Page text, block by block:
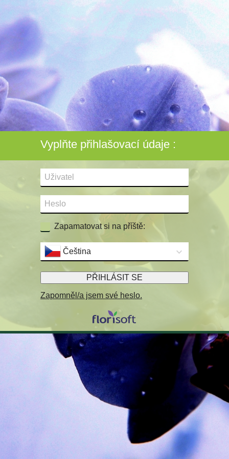
Vyplňte přihlašovací údaje :
Zapamatovat si na příště:
Čeština
PŘIHLÁSIT SE
Zapomněl/a jsem své heslo.